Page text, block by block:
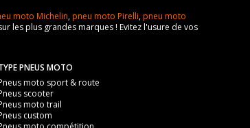
moto Michelin,pneu moto Pirelli,pneu moto
les plus grandes marques ! Evitez l'usure de vos
PNEUS MOTO
moto sport & route
scooter
moto trail
custom